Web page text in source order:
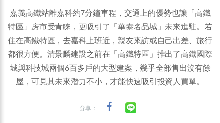
嘉義高鐵站離嘉科約7分鐘車程，交通上的優勢也讓「高鐵
特區」房市受青睞，更吸引了「華泰名品城」未來進駐。若
住在高鐵特區，去嘉科上班近，親友來訪或自己出差、旅行
都很方便。清景麟建設之前在「高鐵特區」推出了高鐵國際
城與科技城兩個6百多戶的大型建案，幾乎全部售出沒有餘
屋，可見其未來潛力不小，才能快速吸引投資人買單。
分享：